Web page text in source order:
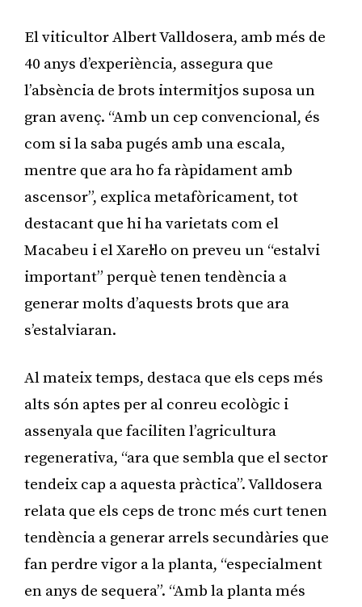
El viticultor Albert Valldosera, amb més de
40 anys d’experiència, assegura que
l’absència de brots intermitjos suposa un
gran avenç. “Amb un cep convencional, és
com si la saba pugés amb una escala,
mentre que ara ho fa ràpidament amb
ascensor”, explica metafòricament, tot
destacant que hi ha varietats com el
Macabeu i el Xarel·lo on preveu un “estalvi
important” perquè tenen tendència a
generar molts d’aquests brots que ara
s’estalviaran.
Al mateix temps, destaca que els ceps més
alts són aptes per al conreu ecològic i
assenyala que faciliten l’agricultura
regenerativa, “ara que sembla que el sector
tendeix cap a aquesta pràctica”. Valldosera
relata que els ceps de tronc més curt tenen
tendència a generar arrels secundàries que
fan perdre vigor a la planta, “especialment
en anys de sequera”. “Amb la planta més